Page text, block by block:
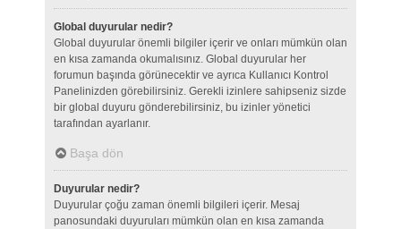
Global duyurular nedir?
Global duyurular önemli bilgiler içerir ve onları mümkün olan
en kısa zamanda okumalısınız. Global duyurular her
forumun başında görünecektir ve ayrıca Kullanıcı Kontrol
Panelinizden görebilirsiniz. Gerekli izinlere sahipseniz sizde
bir global duyuru gönderebilirsiniz, bu izinler yönetici
tarafından ayarlanır.
Başa dön
Duyurular nedir?
Duyurular çoğu zaman önemli bilgileri içerir. Mesaj
panosundaki duyuruları mümkün olan en kısa zamanda